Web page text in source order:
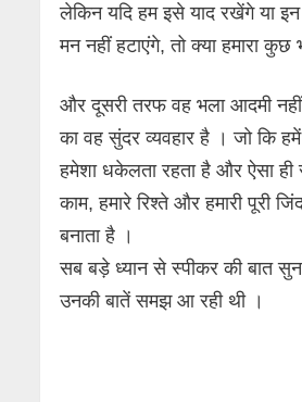
लेकिन यदि हम इसे याद रखेंगे या
मन नहीं हटाएंगे, तो क्या हमारा कुछ
और दूसरी तरफ वह भला आदमी
का वह सुंदर व्यवहार है । जो कि
हमेशा धकेलता रहता है और ऐसा ही
काम, हमारे रिश्ते और हमारी पूरी
बनाता है ।
सब बड़े ध्यान से स्पीकर की बात
उनकी बातें समझ आ रही थी ।